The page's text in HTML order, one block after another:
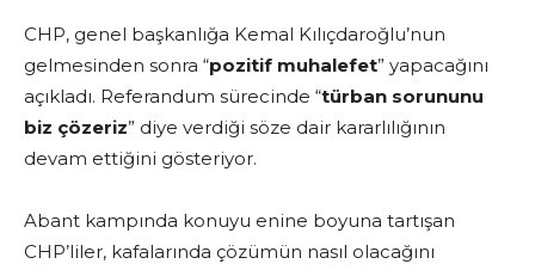
CHP, genel başkanlığa Kemal Kılıçdaroğlu’nun
gelmesinden sonra “pozitif muhalefet” yapacağını
açıkladı. Referandum sürecinde “türban sorununu
biz çözeriz” diye verdiği söze dair kararlılığının
devam ettiğini gösteriyor.
Abant kampında konuyu enine boyuna tartışan
CHP’liler, kafalarında çözümün nasıl olacağını